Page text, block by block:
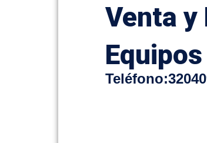
Venta y
Teléfono: